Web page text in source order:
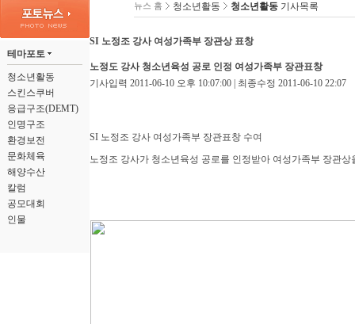
테마포토
청소년활동
스킨스쿠버
응급구조(DEMT)
인명구조
환경보전
문화체육
해양수산
칼럼
공모대회
인물
뉴스 홈 청소년활동 청소년활동 기사목록
SI 노정조 강사 여성가족부 장관상 표창
노정도 강사 청소년육성 공로 인정 여성가족부 장관표창
기사입력 2011-06-10 오후 10:07:00 | 최종수정 2011-06-10 22:07
SI 노정조 강사 여성가족부 장관표창 수여
노정조 강사가 청소년육성 공로를 인정받아 여성가족부 장관